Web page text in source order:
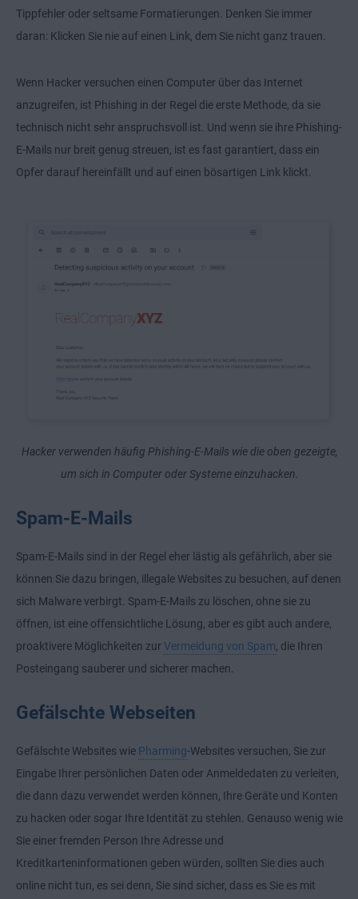
Tippfehler oder seltsame Formatierungen. Denken Sie immer
daran: Klicken Sie nie auf einen Link, dem Sie nicht ganz trauen.
Wenn Hacker versuchen einen Computer über das Internet
anzugreifen, ist Phishing in der Regel die erste Methode, da sie
technisch nicht sehr anspruchsvoll ist. Und wenn sie ihre Phishing-
E-Mails nur breit genug streuen, ist es fast garantiert, dass ein
Opfer darauf hereinfällt und auf einen bösartigen Link klickt.
Hacker verwenden häufig Phishing-E-Mails wie die oben gezeigte,
um sich in Computer oder Systeme einzuhacken.
Spam-E-Mails
Spam-E-Mails sind in der Regel eher lästig als gefährlich, aber sie
können Sie dazu bringen, illegale Websites zu besuchen, auf denen
sich Malware verbirgt. Spam-E-Mails zu löschen, ohne sie zu
öffnen, ist eine offensichtliche Lösung, aber es gibt auch andere,
proaktivere Möglichkeiten zur Vermeidung von Spam , die Ihren
Posteingang sauberer und sicherer machen.
Gefälschte Webseiten
Gefälschte Websites wie Pharming-Websites versuchen, Sie zur
Eingabe Ihrer persönlichen Daten oder Anmeldedaten zu verleiten,
die dann dazu verwendet werden können, Ihre Geräte und Konten
zu hacken oder sogar Ihre Identität zu stehlen. Genauso wenig wie
Sie einer fremden Person Ihre Adresse und
Kreditkarteninformationen geben würden, sollten Sie dies auch
online nicht tun, es sei denn, Sie sind sicher, dass es Sie es mit